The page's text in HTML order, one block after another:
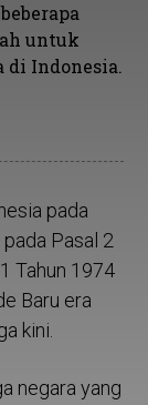
untuk
di Indonesia.
pada
Pasal 2
Tahun 1974
Baru era
kini.
negara yang